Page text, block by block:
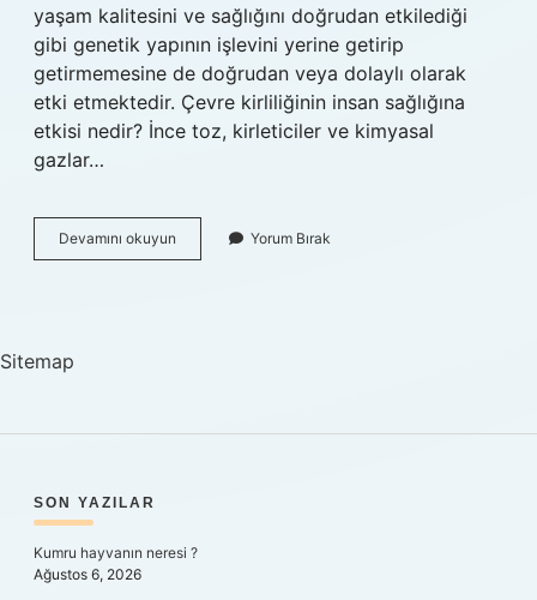
yaşam kalitesini ve sağlığını doğrudan etkilediği
gibi genetik yapının işlevini yerine getirip
getirmemesine de doğrudan veya dolaylı olarak
etki etmektedir. Çevre kirliliğinin insan sağlığına
etkisi nedir? İnce toz, kirleticiler ve kimyasal
gazlar…
Devamını okuyun
Sağlığını
Yorum Bırak
Sitemap
SIDEBAR
SON YAZILAR
Kumru hayvanın neresi ?
Ağustos 6, 2026